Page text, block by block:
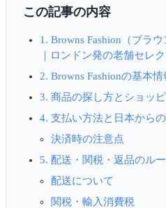
この記事の内容
1. Browns Fashion（ブラ
｜ロンドン発の老舗セレ
2. Browns Fashionの基本情
3. 商品の探し方とショッ
4. 支払い方法と日本から
決済時の注意点
5. 配送・関税・返品のル
配送について
関税・輸入消費税